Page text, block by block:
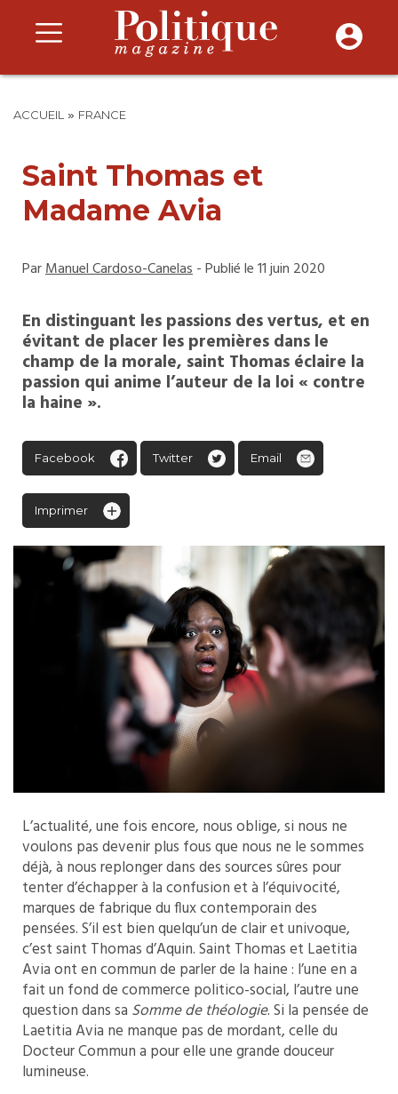
ACCUEIL » FRANCE
Saint Thomas et
Madame Avia
ParManuel Cardoso-Canelas- Publié le 11 juin 2020
En distinguant les passions des vertus, et en
évitant de placer les premières dans le
champ de la morale, saint Thomas éclaire la
passion qui anime l’auteur de la loi « contre
la haine ».
Facebook Twitter Email
Imprimer
L’actualité, une fois encore, nous oblige, si nous ne
voulons pas devenir plus fous que nous ne le sommes
déjà, à nous replonger dans des sources sûres pour
tenter d’échapper à la confusion et à l’équivocité,
marques de fabrique du flux contemporain des
pensées. S’il est bien quelqu’un de clair et univoque,
c’est saint Thomas d’Aquin. Saint Thomas et Laetitia
Avia ont en commun de parler de la haine : l’une en a
fait un fond de commerce politico-social, l’autre une
question dans sa Somme de théologie. Si la pensée de
Laetitia Avia ne manque pas de mordant, celle du
Docteur Commun a pour elle une grande douceur
lumineuse.